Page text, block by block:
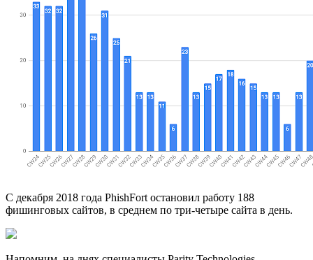
С декабря 2018 года PhishFort остановил работу 188
фишинговых сайтов, в среднем по три-четыре сайта в день.